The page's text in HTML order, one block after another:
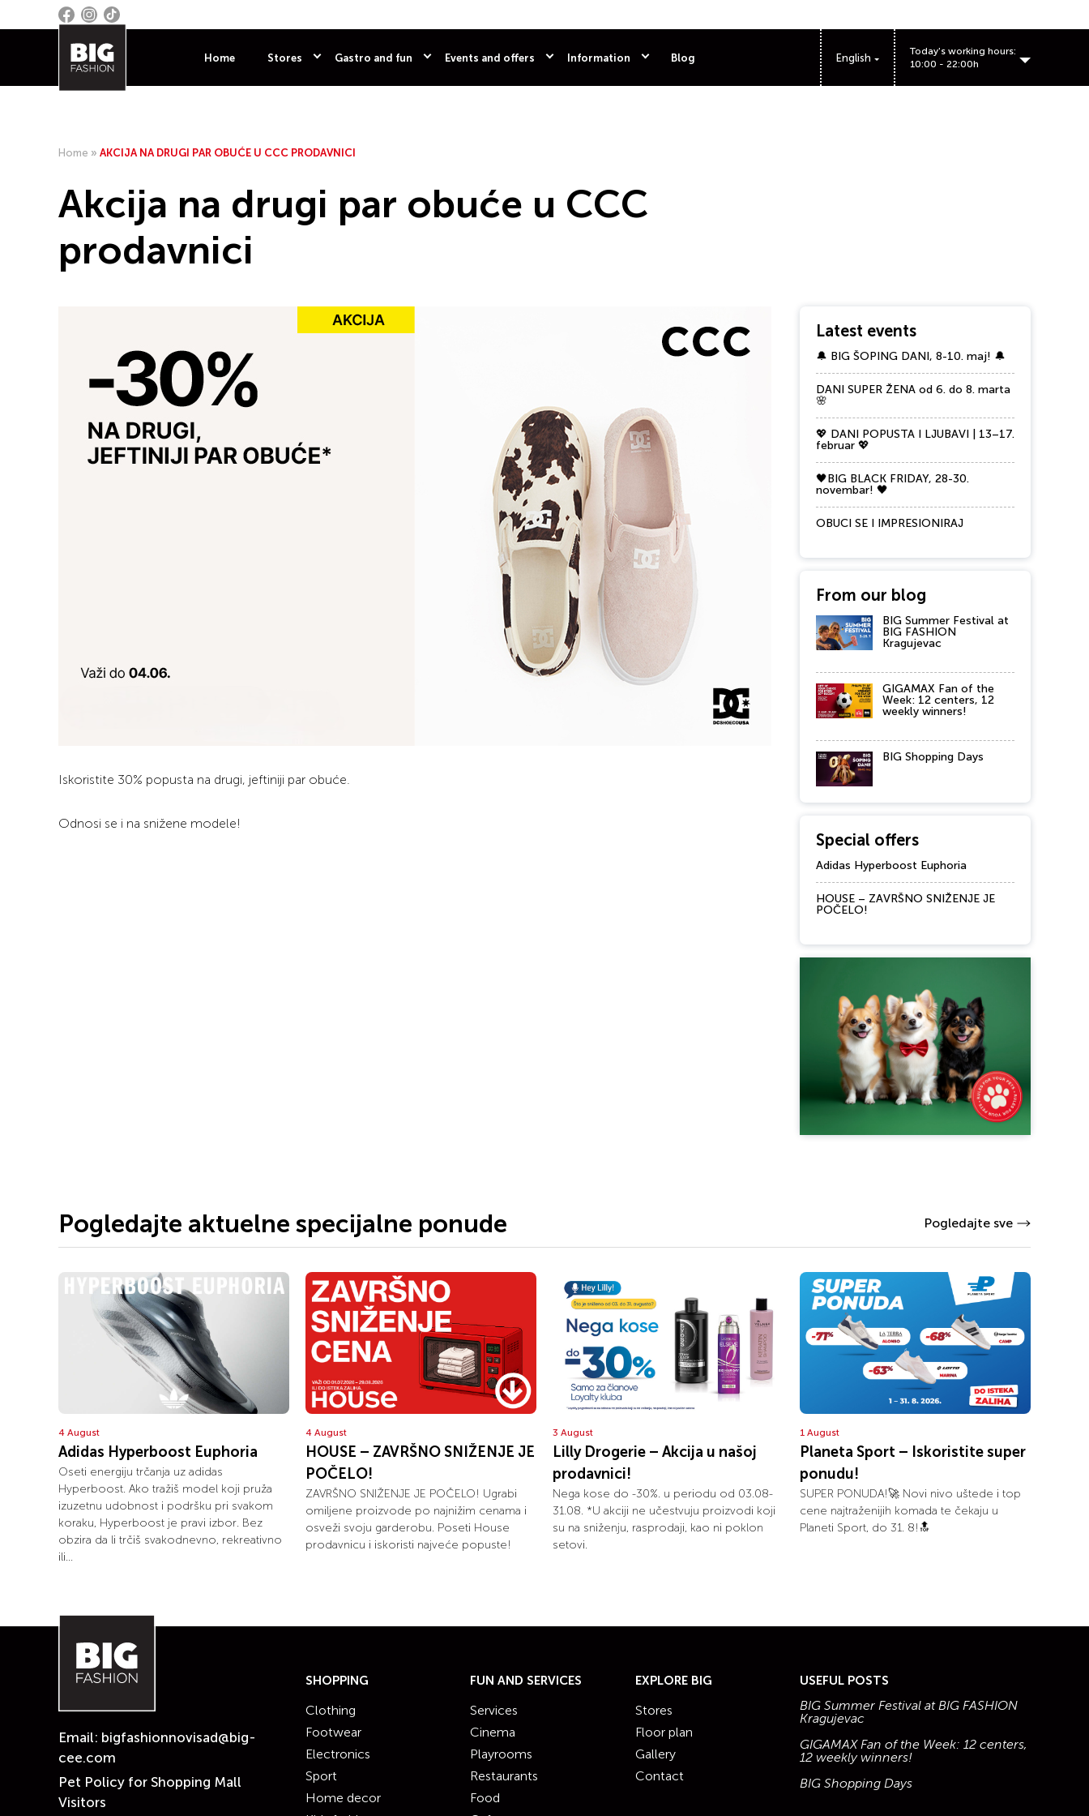
Home Stores Gastro and fun Events and offers Information Blog English
Today's working hours:
10:00 - 22:00h
Home » AKCIJA NA DRUGI PAR OBUĆE U CCC PRODAVNICI
Akcija na drugi par obuće u CCC
prodavnici
Iskoristite 30% popusta na drugi, jeftiniji par obuće.
Odnosi se i na snižene modele!
Latest events
🔔 BIG ŠOPING DANI, 8-10. maj! 🔔
DANI SUPER ŽENA od 6. do 8. marta
🌸
💖 DANI POPUSTA I LJUBAVI | 13–17.
februar 💖
🖤BIG BLACK FRIDAY, 28-30.
novembar! 🖤
OBUCI SE I IMPRESIONIRAJ
From our blog
BIG Summer Festival at
BIG FASHION
Kragujevac
GIGAMAX Fan of the
Week: 12 centers, 12
weekly winners!
BIG Shopping Days
Special offers
Adidas Hyperboost Euphoria
HOUSE – ZAVRŠNO SNIŽENJE JE
POČELO!
Pogledajte aktuelne specijalne ponude Pogledajte sve
4 August
Adidas Hyperboost Euphoria
Oseti energiju trčanja uz adidas
Hyperboost. Ako tražiš model koji pruža
izuzetnu udobnost i podršku pri svakom
koraku, Hyperboost je pravi izbor. Bez
obzira da li trčiš svakodnevno, rekreativno
ili...
4 August
HOUSE – ZAVRŠNO SNIŽENJE JE
POČELO!
ZAVRŠNO SNIŽENJE JE POČELO! Ugrabi
omiljene proizvode po najnižim cenama i
osveži svoju garderobu. Poseti House
prodavnicu i iskoristi najveće popuste!
3 August
Lilly Drogerie – Akcija u našoj
prodavnici!
Nega kose do -30%. u periodu od 03.08-
31.08. *U akciji ne učestvuju proizvodi koji
su na sniženju, rasprodaji, kao ni poklon
setovi.
1 August
Planeta Sport – Iskoristite super
ponudu!
SUPER PONUDA!🚀 Novi nivo uštede i top
cene najtraženijih komada te čekaju u
Planeti Sport, do 31. 8!🔝
Email: bigfashionnovisad@big-
cee.com
Pet Policy for Shopping Mall
Visitors
SHOPPING
Clothing
Footwear
Electronics
Sport
Home decor
FUN AND SERVICES
Services
Cinema
Playrooms
Restaurants
Food
EXPLORE BIG
Stores
Floor plan
Gallery
Contact
USEFUL POSTS
BIG Summer Festival at BIG FASHION
Kragujevac
GIGAMAX Fan of the Week: 12 centers,
12 weekly winners!
BIG Shopping Days